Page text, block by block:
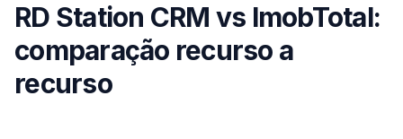
RD Station CRM vs ImobTotal:
comparação recurso a
recurso